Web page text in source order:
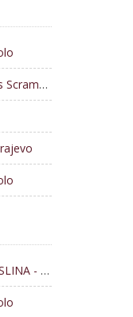
Lončar 2026